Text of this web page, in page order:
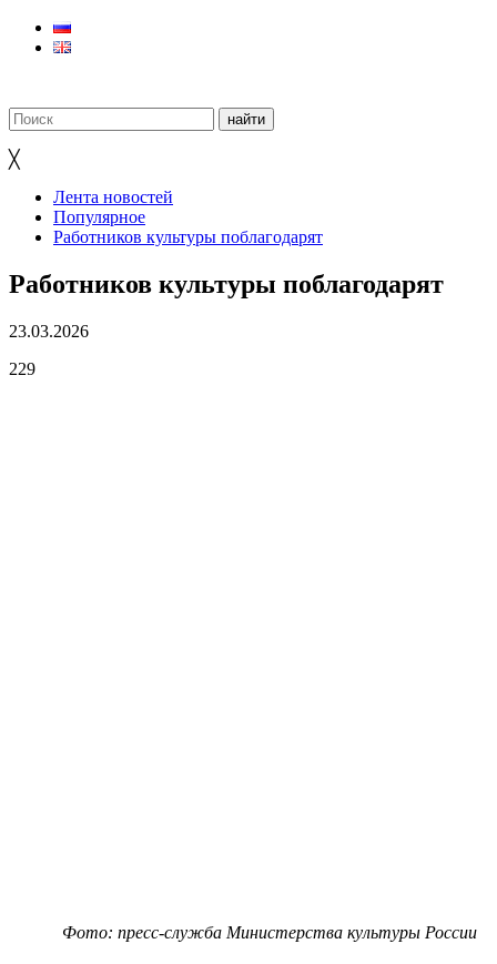
╳
Лента новостей
Популярное
Работников культуры поблагодарят
Работников культуры поблагодарят
23.03.2026
229
Фото: пресс-служба Министерства культуры России